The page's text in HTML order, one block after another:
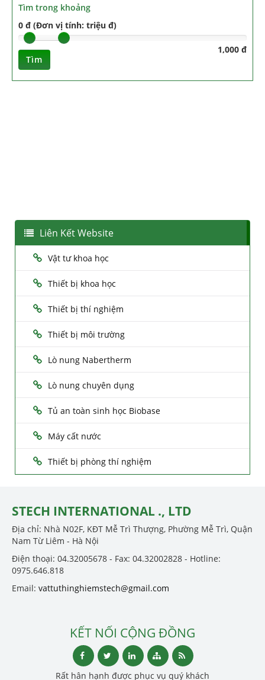
Tìm trong khoảng
0 đ (Đơn vị tính: triệu đ)
1,000 đ
Tìm
Liên Kết Website
Vật tư khoa học
Thiết bị khoa học
Thiết bị thí nghiệm
Thiết bị môi trường
Lò nung Nabertherm
Lò nung chuyên dụng
Tủ an toàn sinh học Biobase
Máy cất nước
Thiết bị phòng thí nghiệm
STECH INTERNATIONAL ., LTD
Địa chỉ: Nhà N02F, KĐT Mễ Trì Thượng, Phường Mễ Trì, Quận
Nam Từ Liêm - Hà Nội
Điện thoại: 04.32005678 - Fax: 04.32002828 - Hotline:
0975.646.818
Email: vattuthinghiemstech@gmail.com
KẾT NỐI CỘNG ĐỒNG
Rất hân hạnh được phục vụ quý khách